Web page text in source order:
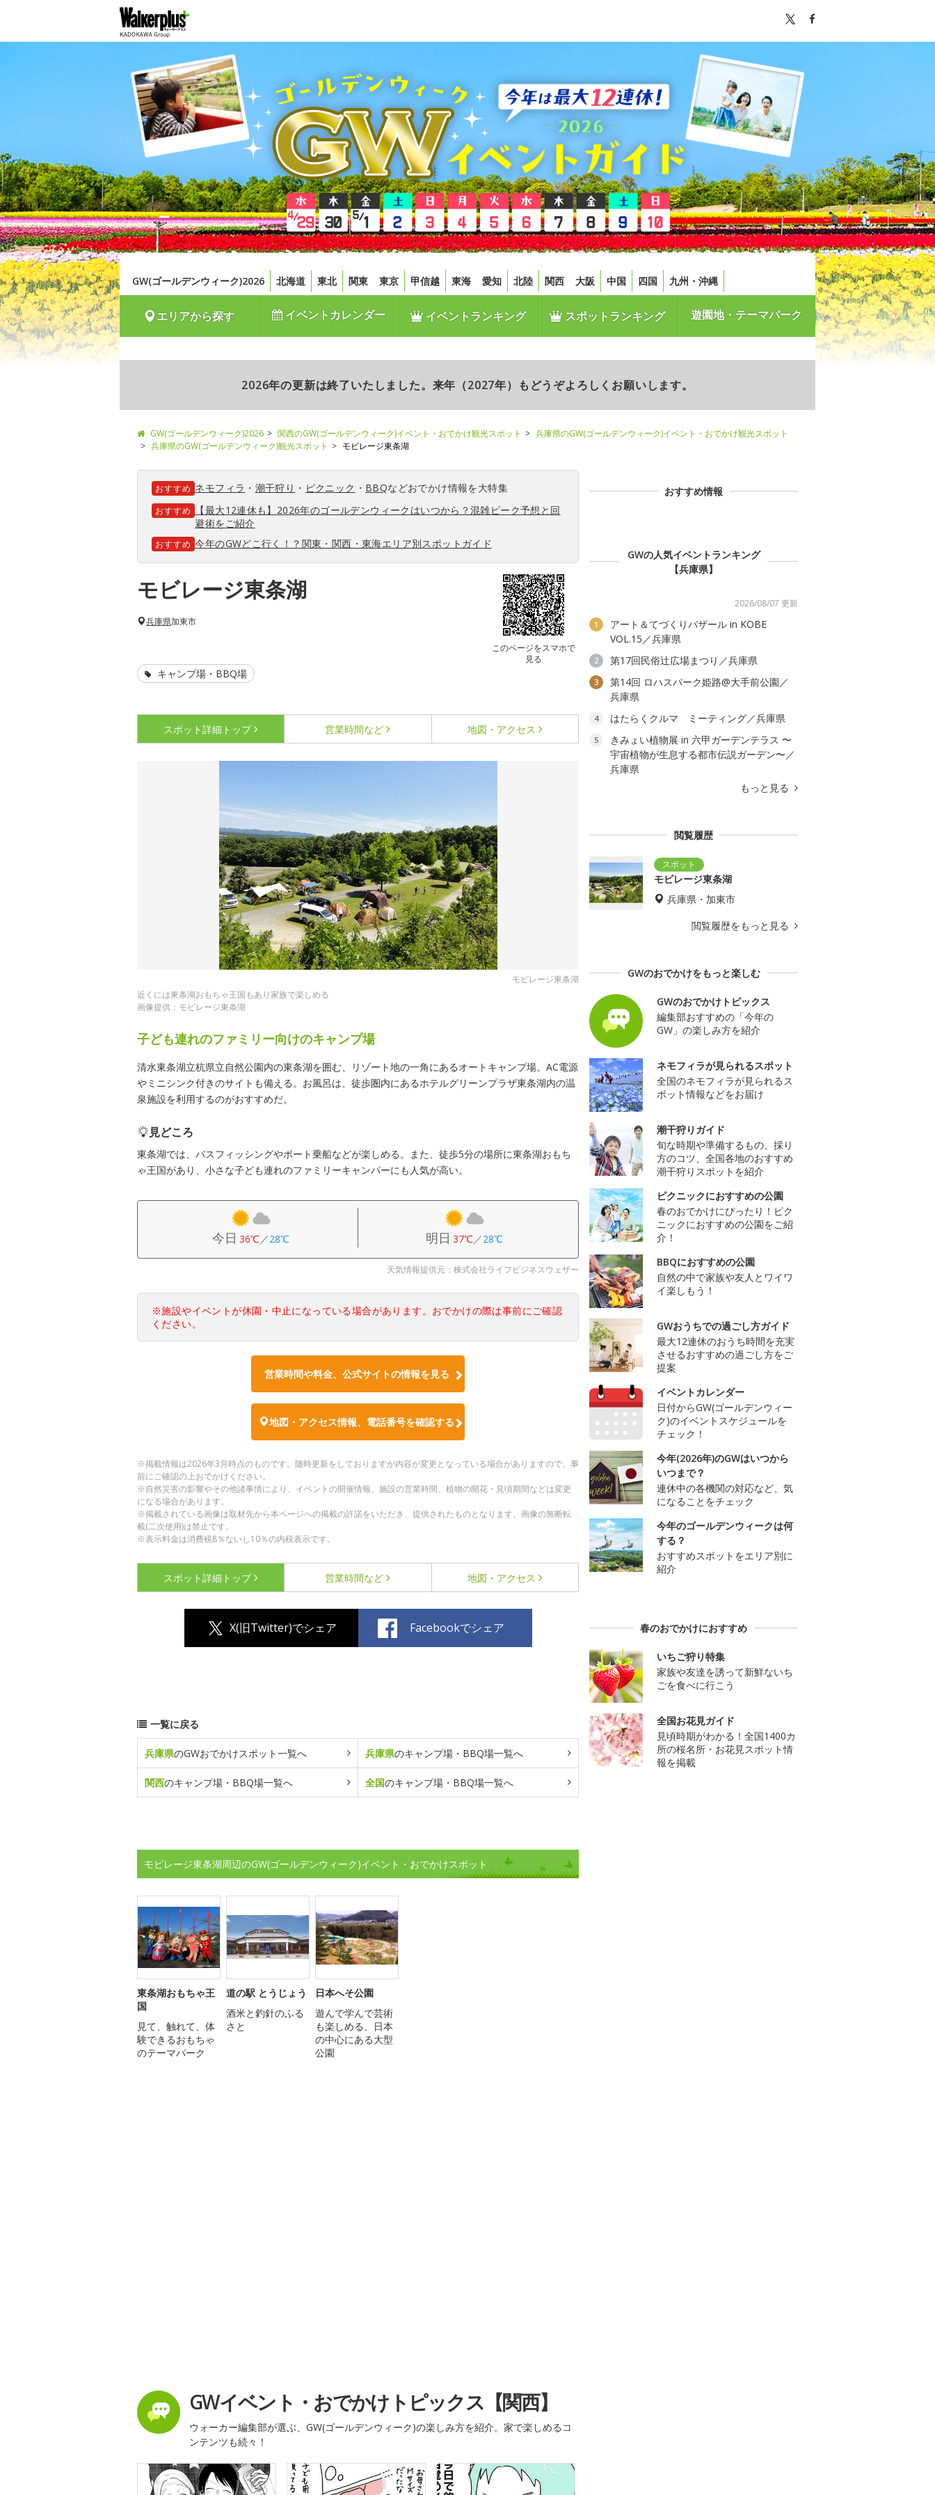
GW(ゴールデンウィーク)2026 北海道 東北 関東 東京 甲信越 東海 愛知 北陸 関西 大阪 中国 四国 九州・沖縄
エリアから探す イベントカレンダー イベントランキング スポットランキング 遊園地・テーマパーク
2026年の更新は終了いたしました。来年（2027年）もどうぞよろしくお願いします。
GW(ゴールデンウィーク)2026 関西のGW(ゴールデンウィーク)イベント・おでかけ観光スポット
兵庫県のGW(ゴールデンウィーク)イベント・おでかけ観光スポット
兵庫県のGW(ゴールデンウィーク)観光スポット
モビレージ東条湖
おすすめ ネモフィラ ・ 潮干狩り ・ ピクニック ・ BBQなどおでかけ情報を大特集
おすすめ
【最大12連休も】2026年のゴールデンウィークはいつから？混雑ピーク予想と回
避術をご紹介
おすすめ 今年のGWどこ行く！？関東・関西・東海エリア別スポットガイド
モビレージ東条湖
このページをスマホで
見る
兵庫県加東市
キャンプ場・BBQ場
スポット詳細 トップ 営業時間など 地図・アクセス
モビレージ東条湖
近くには東条湖おもちゃ王国もあり家族で楽しめる
画像提供：モビレージ東条湖
子ども連れのファミリー向けのキャンプ場
清水東条湖立杭県立自然公園内の東条湖を囲む、リゾート地の一角にあるオートキャンプ場。AC電源
やミニシンク付きのサイトも備える。お風呂は、徒歩圏内にあるホテルグリーンプラザ東条湖内の温
泉施設を利用するのがおすすめだ。
見どころ
東条湖では、バスフィッシングやボート乗船などが楽しめる。また、徒歩5分の場所に東条湖おもち
ゃ王国があり、小さな子ども連れのファミリーキャンパーにも人気が高い。
今日 36℃／28℃ 明日 37℃／28℃
天気情報提供元：株式会社ライフビジネスウェザー
※施設やイベントが休園・中止になっている場合があります。おでかけの際は事前にご確認
ください。
営業時間や料金、公式サイトの情報を見る
地図・アクセス情報、電話番号を確認する
※掲載情報は2026年3月時点のものです。随時更新をしておりますが内容が変更となっている場合がありますので、事
前にご確認の上おでかけください。
※自然災害の影響やその他諸事情により、イベントの開催情報、施設の営業時間、植物の開花・見頃期間などは変更
になる場合があります。
※掲載されている画像は取材先から本ページへの掲載の許諾をいただき、提供されたものとなります。画像の無断転
載(二次使用)は禁止です。
※表示料金は消費税8％ないし10％の内税表示です。
スポット詳細 トップ 営業時間など 地図・アクセス
X(旧Twitter)でシェア Facebookでシェア
一覧に戻る
兵庫県のGWおでかけスポット一覧へ 兵庫県のキャンプ場・BBQ場一覧へ
関西のキャンプ場・BBQ場一覧へ 全国のキャンプ場・BBQ場一覧へ
モビレージ東条湖周辺のGW(ゴールデンウィーク)イベント・おでかけスポット
東条湖おもちゃ王
国
見て、触れて、体
験できるおもちゃ
のテーマパーク
道の駅 とうじょう
酒米と釣針のふる
さと
日本へそ公園
遊んで学んで芸術
も楽しめる、日本
の中心にある大型
公園
GWイベント・おでかけトピックス【関西】
ウォーカー編集部が選ぶ、GW(ゴールデンウィーク)の楽しみ方を紹介。家で楽しめるコ
ンテンツも続々！
おすすめ情報
GWの人気イベントランキング
【兵庫県】
2026/08/07 更新
1
アート＆てづくりバザール in KOBE
VOL.15／兵庫県
2 第17回民俗辻広場まつり／兵庫県
3
第14回 ロハスパーク姫路@大手前公園／
兵庫県
4 はたらくクルマ ミーティング／兵庫県
5
きみょい植物展 in 六甲ガーデンテラス 〜
宇宙植物が生息する都市伝説ガーデン〜／
兵庫県
もっと見る
閲覧履歴
モビレージ東条湖
兵庫県・加東市
閲覧履歴をもっと見る
GWのおでかけをもっと楽しむ
GWのおでかけトピックス
編集部おすすめの「今年の
GW」の楽しみ方を紹介
ネモフィラが見られるスポット
全国のネモフィラが見られるス
ポット情報などをお届け
潮干狩りガイド
旬な時期や準備するもの、採り
方のコツ、全国各地のおすすめ
潮干狩りスポットを紹介
ピクニックにおすすめの公園
春のおでかけにぴったり！ピク
ニックにおすすめの公園をご紹
介！
BBQにおすすめの公園
自然の中で家族や友人とワイワ
イ楽しもう！
GWおうちでの過ごし方ガイド
最大12連休のおうち時間を充実
させるおすすめの過ごし方をご
提案
イベントカレンダー
日付からGW(ゴールデンウィー
ク)のイベントスケジュールを
チェック！
今年(2026年)のGWはいつから
いつまで？
連休中の各機関の対応など、気
になることをチェック
今年のゴールデンウィークは何
する？
おすすめスポットをエリア別に
紹介
春のおでかけにおすすめ
いちご狩り特集
家族や友達を誘って新鮮ないち
ごを食べに行こう
全国お花見ガイド
見頃時期がわかる！全国1400カ
所の桜名所・お花見スポット情
報を掲載